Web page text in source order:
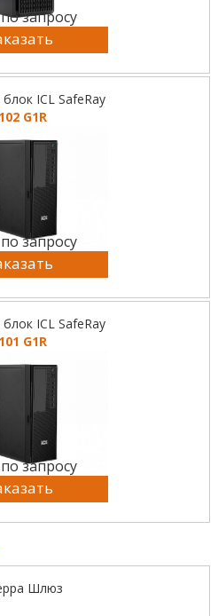
запросу
ICL SafeRay
G1R
запросу
ICL SafeRay
G1R
запросу
Шлюз